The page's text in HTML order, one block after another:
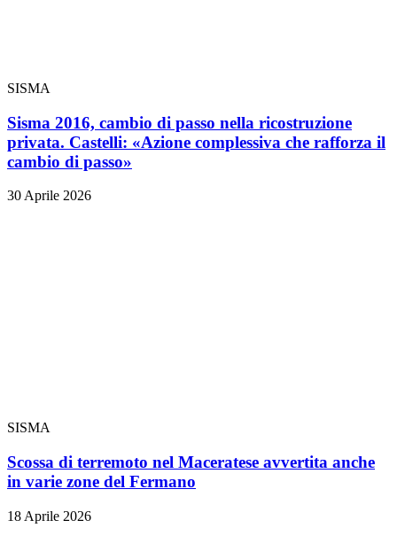
SISMA
Sisma 2016, cambio di passo nella ricostruzione
privata. Castelli: «Azione complessiva che rafforza il
cambio di passo»
30 Aprile 2026
SISMA
Scossa di terremoto nel Maceratese avvertita anche
in varie zone del Fermano
18 Aprile 2026